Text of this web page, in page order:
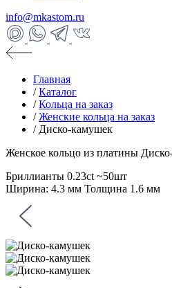
info@mkastom.ru
Главная
/ Каталог
/ Кольца на заказ
/ Женские кольца на заказ
/ Диско-камушек
Женское кольцо из платины
Бриллианты 0.23ct ~50шт
Ширина: 4.3 мм Толщина 1.6 мм